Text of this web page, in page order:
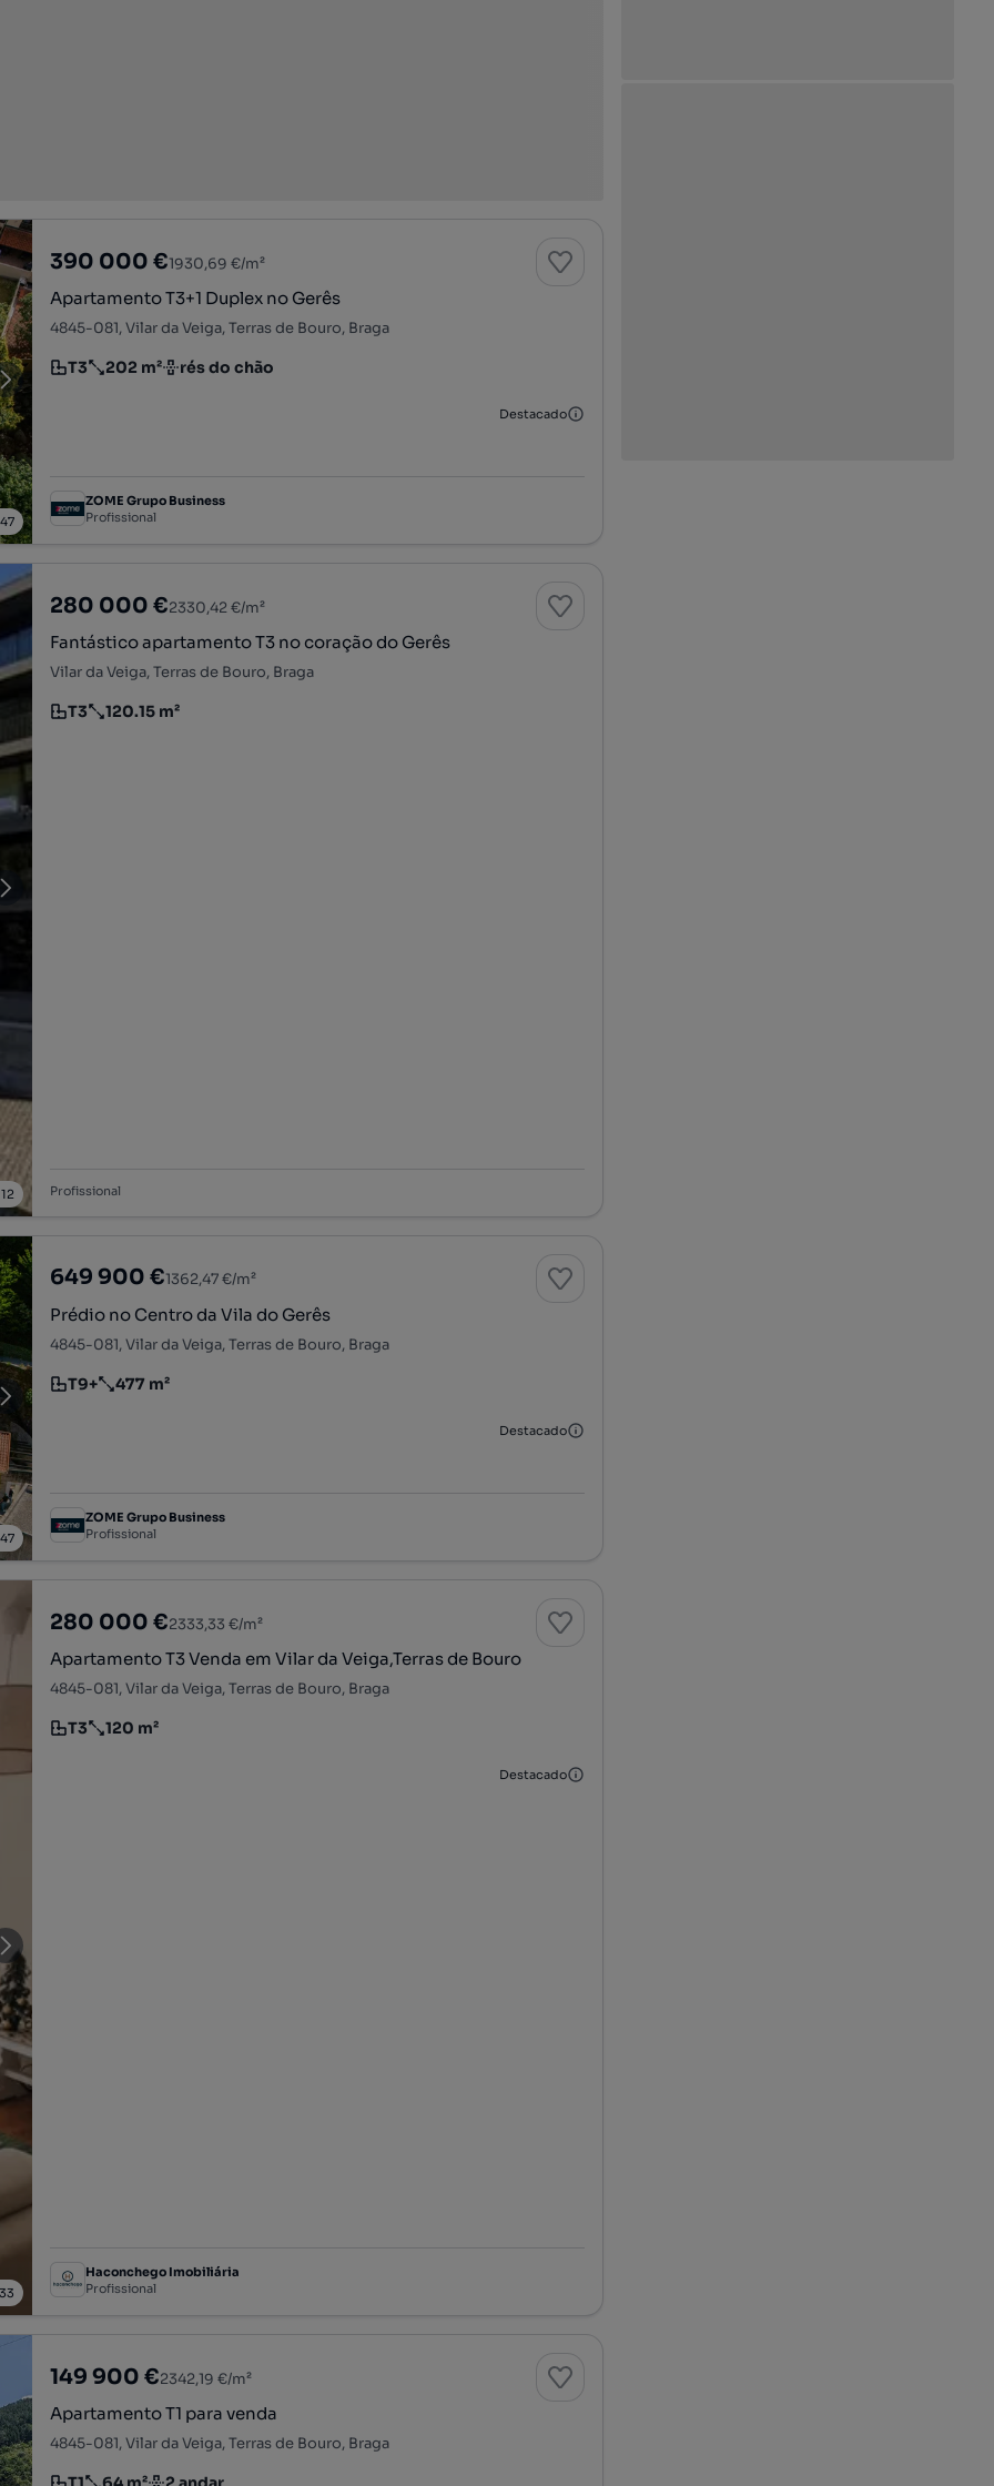
47
390 000 €1930,69 €/m²
Apartamento T3+1 Duplex no Gerês
4845-081, Vilar da Veiga, Terras de Bouro, Braga
Tipologia
T3
Preço por metro quadrado
202 m²
Andar rés do chão
Destacado
ZOME Grupo Business
Profissional
12
280 000 €2330,42 €/m²
Fantástico apartamento T3 no coração do Gerês
Vilar da Veiga, Terras de Bouro, Braga
Tipologia
T3
Preço por metro quadrado
120.15 m²
Profissional
47
649 900 €1362,47 €/m²
Prédio no Centro da Vila do Gerês
4845-081, Vilar da Veiga, Terras de Bouro, Braga
Tipologia
T9+
Preço por metro quadrado
477 m²
Destacado
ZOME Grupo Business
Profissional
33
280 000 €2333,33 €/m²
Apartamento T3 Venda em Vilar da Veiga,Terras de Bouro
4845-081, Vilar da Veiga, Terras de Bouro, Braga
Tipologia
T3
Preço por metro quadrado
120 m²
Destacado
Haconchego Imobiliária
Profissional
149 900 €2342,19 €/m²
Apartamento T1 para venda
4845-081, Vilar da Veiga, Terras de Bouro, Braga